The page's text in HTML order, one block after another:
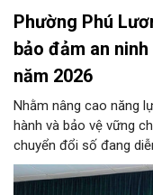
Phường Phú
bảo đảm an
năm 2026
Nhằm nâng cao năng
hành và bảo vệ vững
chuyển đổi số đang
Phú Lương đã tổ chức
tập công tác bảo đảm